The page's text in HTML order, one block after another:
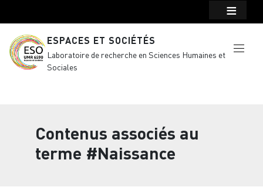
ESPACES ET SOCIÉTÉS
Laboratoire de recherche en Sciences Humaines et
Sociales
Contenus associés au
terme #Naissance